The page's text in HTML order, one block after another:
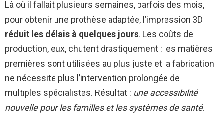
Là où il fallait plusieurs semaines, parfois des mois,
pour obtenir une prothèse adaptée, l’impression 3D
réduit les délais à quelques jours. Les coûts de
production, eux, chutent drastiquement : les matières
premières sont utilisées au plus juste et la fabrication
ne nécessite plus l’intervention prolongée de
multiples spécialistes. Résultat : une accessibilité
nouvelle pour les familles et les systèmes de santé.